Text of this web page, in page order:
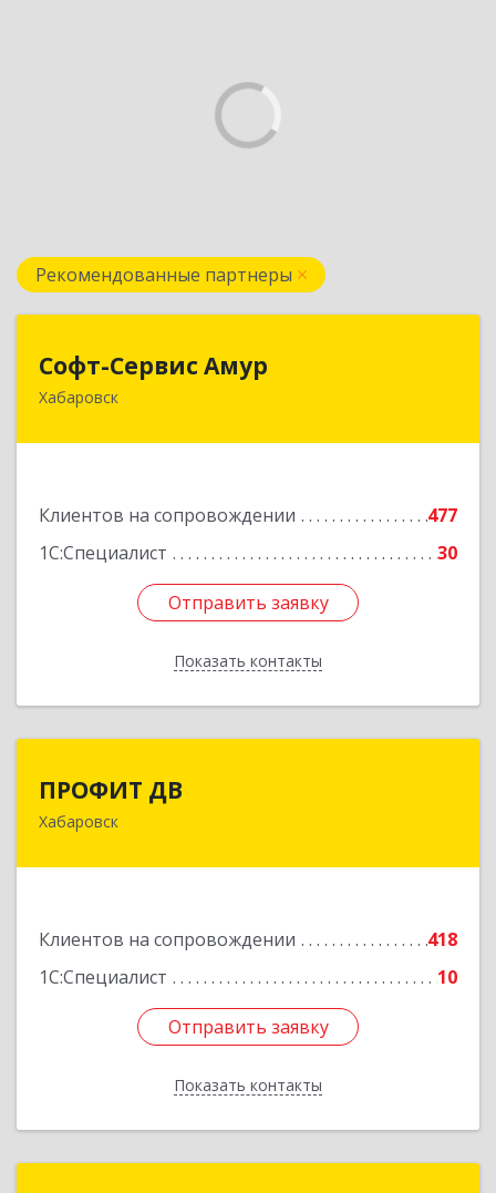
Рекомендованные партнеры
Софт-Сервис Амур
Хабаровск
Клиентов на сопровождении
477
1С:Специалист
30
Отправить заявку
Показать контакты
680000, Хабаровский край, Хабаровск г,
Отправить заявку
Назад
ПРОФИТ ДВ
Хабаровск
Клиентов на сопровождении
418
1С:Специалист
10
Отправить заявку
Показать контакты
680000, Хабаровский край, Хабаровск г,
Отправить заявку
Назад